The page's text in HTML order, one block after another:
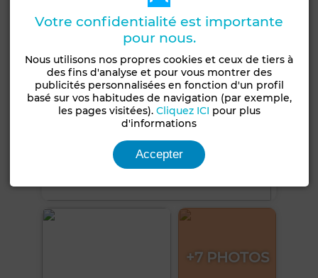
+7 PHOTOS
Votre confidentialité est importante
pour nous.
Nous utilisons nos propres cookies et ceux de tiers à
des fins d'analyse et pour vous montrer des
publicités personnalisées en fonction d'un profil
basé sur vos habitudes de navigation (par exemple,
les pages visitées). Cliquez ICI pour plus
d'informations
Accepter